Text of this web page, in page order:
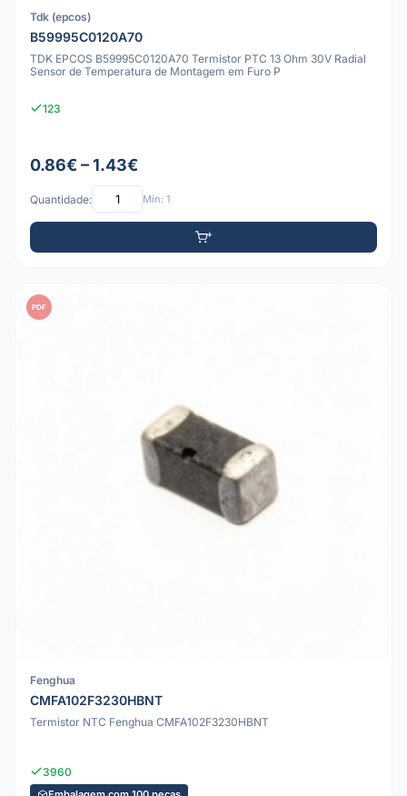
Tdk (epcos)
B59995C0120A70
TDK EPCOS B59995C0120A70 Termistor PTC 13 Ohm 30V Radial
Sensor de Temperatura de Montagem em Furo P
123
0.86€ – 1.43€
Quantidade: Mín: 1
PDF
Fenghua
CMFA102F3230HBNT
Termistor NTC Fenghua CMFA102F3230HBNT
3960